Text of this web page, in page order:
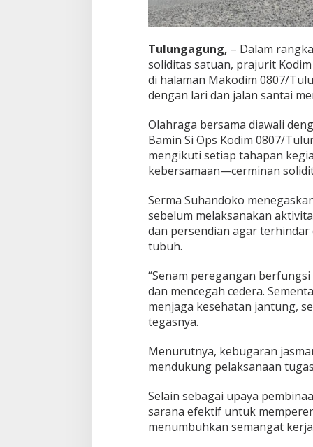
m
a
Tulungagung, – Dalam
soliditas satuan, prajurit
di halaman Makodim 0807/
dengan lari dan jalan santai
Olahraga bersama diawali
Bamin Si Ops Kodim 0807/
mengikuti setiap tahapan
kebersamaan—cerminan
Serma Suhandoko
sebelum melaksanakan
dan persendian agar
tubuh.
“Senam peregangan
dan mencegah cedera.
menjaga kesehatan jantung,
tegasnya.
Menurutnya, kebugaran
mendukung pelaksanaan
Selain sebagai upaya
sarana efektif untuk
menumbuhkan semangat